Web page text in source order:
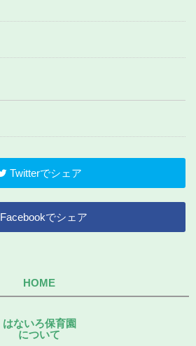
Twitterでシェア
Facebookでシェア
HOME
はないろ保育園
について